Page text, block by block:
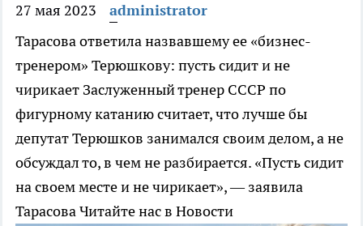
27 мая 2023
administrator
Тарасова ответила назвавшему ее «бизнес-
тренером» Терюшкову: пусть сидит и не
чирикает Заслуженный тренер СССР по
фигурному катанию считает, что лучше бы
депутат Терюшков занимался своим делом, а не
обсуждал то, в чем не разбирается. «Пусть сидит
на своем месте и не чирикает», — заявила
ТарасоваЧитайте нас в Новости